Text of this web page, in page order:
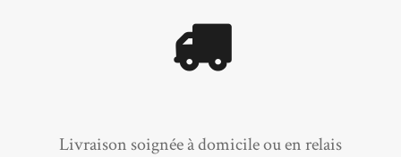
Livraison soignée à domicile ou en relais